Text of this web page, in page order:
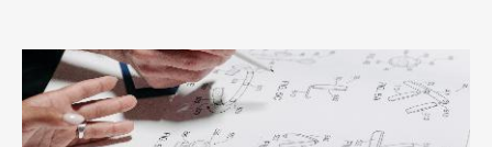
Lire l'article "Financer vos projets innovants : aides
et crédits d'impôts"